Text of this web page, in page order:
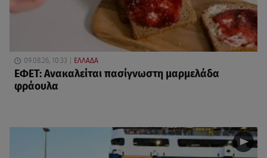
09.08.26, 10:33 ΕΛΛΑΔΑ
ΕΦΕΤ: Ανακαλείται πασίγνωστη μαρμελάδα
φράουλα